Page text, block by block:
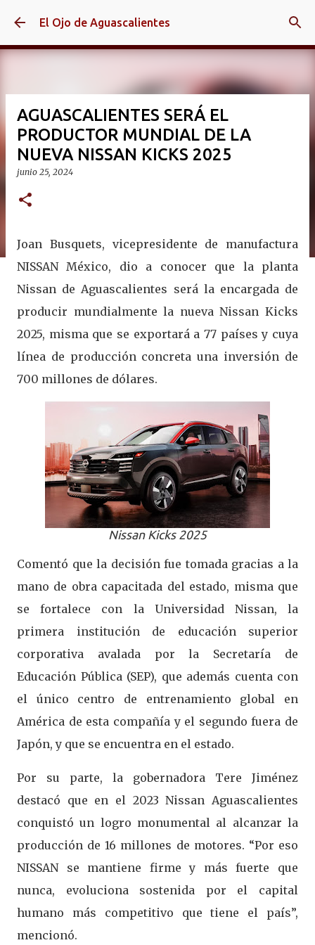
Ir al contenido principal
El Ojo de Aguascalientes
AGUASCALIENTES SERÁ EL
PRODUCTOR MUNDIAL DE LA
NUEVA NISSAN KICKS 2025
junio 25, 2024
Joan Busquets, vicepresidente de manufactura
NISSAN México, dio a conocer que la planta
Nissan de Aguascalientes será la encargada de
producir mundialmente la nueva Nissan Kicks
2025, misma que se exportará a 77 países y cuya
línea de producción concreta una inversión de
700 millones de dólares.
Nissan Kicks 2025
Comentó que la decisión fue tomada gracias a la
mano de obra capacitada del estado, misma que
se fortalece con la Universidad Nissan, la
primera institución de educación superior
corporativa avalada por la Secretaría de
Educación Pública (SEP), que además cuenta con
el único centro de entrenamiento global en
América de esta compañía y el segundo fuera de
Japón, y que se encuentra en el estado.
Por su parte, la gobernadora Tere Jiménez
destacó que en el 2023 Nissan Aguascalientes
conquistó un logro monumental al alcanzar la
producción de 16 millones de motores. “Por eso
NISSAN se mantiene firme y más fuerte que
nunca, evoluciona sostenida por el capital
humano más competitivo que tiene el país”,
mencionó.